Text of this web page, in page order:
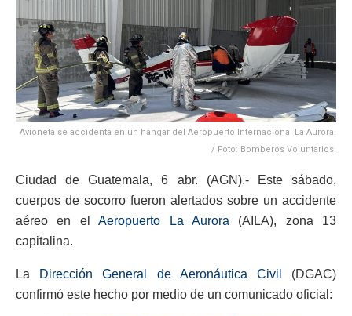
Avioneta se accidenta en un hangar del Aeropuerto Internacional La Aurora.
/ Foto: Bomberos Voluntarios.
Ciudad de Guatemala, 6 abr. (AGN).- Este sábado,
cuerpos de socorro fueron alertados sobre un accidente
aéreo en elAeropuerto La Aurora (AILA), zona 13
capitalina.
La Dirección General de Aeronáutica Civil
(DGAC)
confirmó este hecho por medio de un comunicado oficial: